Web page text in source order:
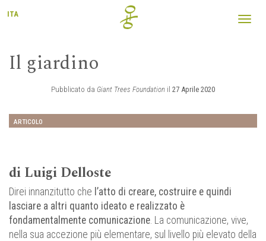
ITA
Il giardino
Pubblicato da Giant Trees Foundation il 27 Aprile 2020
ARTICOLO
di Luigi Delloste
Direi innanzitutto che l’atto di creare, costruire e quindi
lasciare a altri quanto ideato e realizzato è
fondamentalmente comunicazione. La comunicazione, vive,
nella sua accezione più elementare, sul livello più elevato della